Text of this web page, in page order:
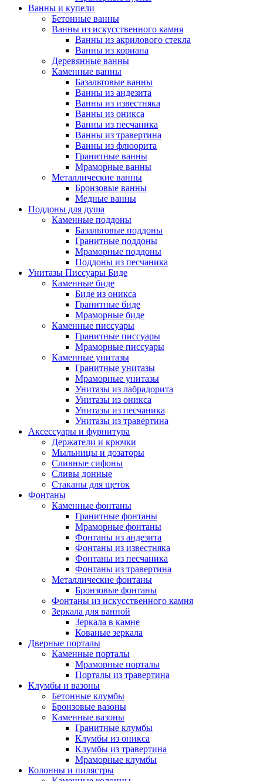
Ванны и купели
Бетонные ванны
Ванны из искусственного камня
Ванны из акрилового стекла
Ванны из кориана
Деревянные ванны
Каменные ванны
Базальтовые ванны
Ванны из андезита
Ванны из известняка
Ванны из оникса
Ванны из песчаника
Ванны из травертина
Ванны из флюорита
Гранитные ванны
Мраморные ванны
Металлические ванны
Бронзовые ванны
Медные ванны
Поддоны для душа
Каменные поддоны
Базальтовые поддоны
Гранитные поддоны
Мраморные поддоны
Поддоны из песчаника
Унитазы Писсуары Биде
Каменные биде
Биде из оникса
Гранитные биде
Мраморные биде
Каменные писсуары
Гранитные писсуары
Мраморные писсуары
Каменные унитазы
Гранитные унитазы
Мраморные унитазы
Унитазы из лабрадорита
Унитазы из оникса
Унитазы из песчаника
Унитазы из травертина
Аксессуары и фурнитура
Держатели и крючки
Мыльницы и дозаторы
Сливные сифоны
Сливы донные
Стаканы для щеток
Фонтаны
Каменные фонтаны
Гранитные фонтаны
Мраморные фонтаны
Фонтаны из андезита
Фонтаны из известняка
Фонтаны из песчаника
Фонтаны из травертина
Металлические фонтаны
Бронзовые фонтаны
Фонтаны из искусственного камня
Зеркала для ванной
Зеркала в камне
Кованые зеркала
Дверные порталы
Каменные порталы
Мраморные порталы
Порталы из травертина
Клумбы и вазоны
Бетонные клумбы
Бронзовые вазоны
Каменные вазоны
Гранитные клумбы
Клумбы из оникса
Клумбы из травертина
Мраморные клумбы
Колонны и пилястры